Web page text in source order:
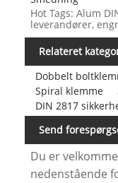
Hot Tags: Alum
leverandører,
Relateret
Dobbelt
Spiral klemme
DIN 2817
Send
Du er
nedenstående